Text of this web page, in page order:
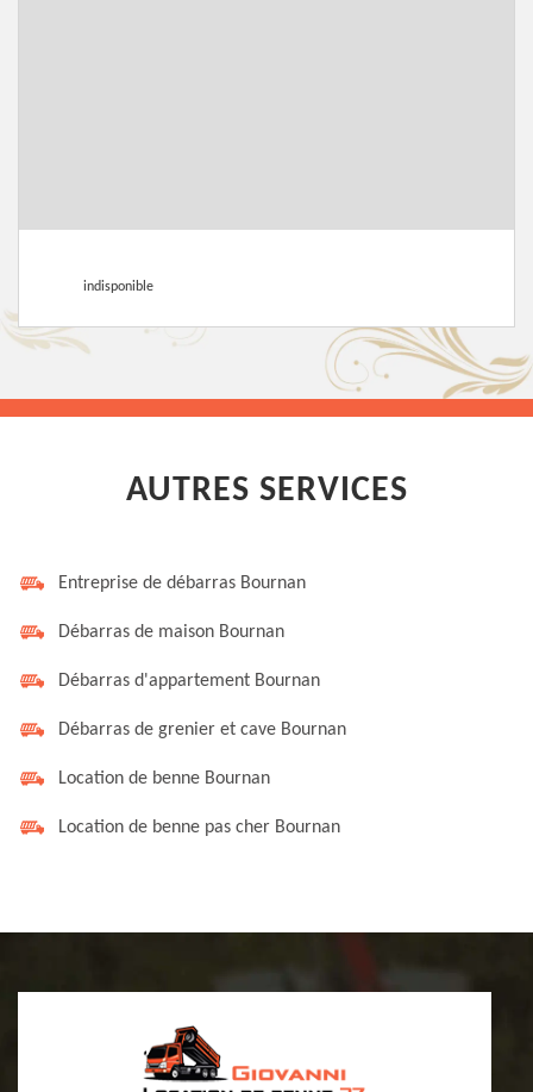
indisponible
AUTRES SERVICES
Entreprise de débarras Bournan
Débarras de maison Bournan
Débarras d'appartement Bournan
Débarras de grenier et cave Bournan
Location de benne Bournan
Location de benne pas cher Bournan